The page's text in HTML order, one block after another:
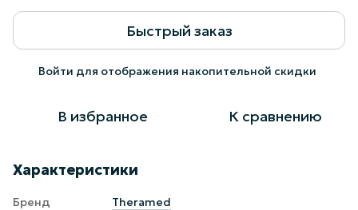
Быстрый заказ
Войти для отображения накопительной скидки
В избранное К сравнению
Характеристики
Бренд
Theramed